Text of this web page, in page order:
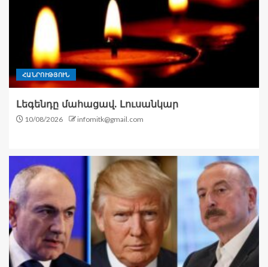
ՀԱՆՐՈՒԹՅՈՒՆ
Լեգենդը մահացավ. Լուսանկար
10/08/2026 infomitk@gmail.com